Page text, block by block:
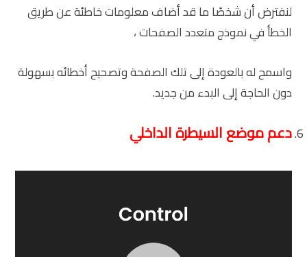
لنفترض أن شخصًا ما قد أضاف معلومات خاطئة عن طريق
الخطأ في نموذج متعدد الصفحات ،
واسمح له بالعودة إلى تلك الصفحة وتصحيح أخطائه بسهولة
دون الحاجة إلى البدء من جديد.
دعم موضع السيطرة الداخلي